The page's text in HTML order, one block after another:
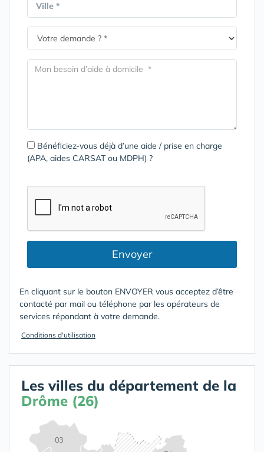
Ville *
Bénéficiez-vous déjà d’une aide / prise en charge
(APA, aides CARSAT ou MDPH) ?
Envoyer
En cliquant sur le bouton ENVOYER vous acceptez d’être
contacté par mail ou téléphone par les opérateurs de
services répondant à votre demande.
Conditions d'utilisation
Les villes du département de la
Drôme (26)
03